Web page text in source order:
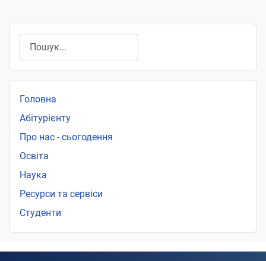
Головна
Абітурієнту
Про нас - сьогодення
Освіта
Наука
Ресурси та сервіси
Студенти